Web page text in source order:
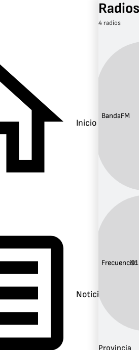
Inicio
Noticias
4 radios
Banda:FM
Frecuencia: